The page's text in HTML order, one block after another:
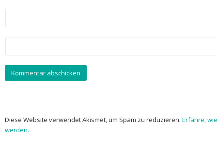
Diese Website verwendet Akismet, um Spam zu reduzieren. Erfahre,
werden.